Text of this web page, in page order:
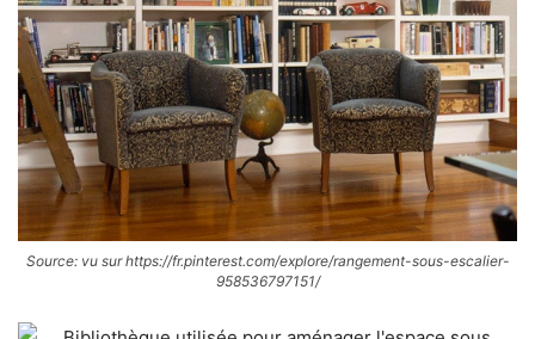
Source: vu sur https://fr.pinterest.com/explore/rangement-sous-escalier-
958536797151/